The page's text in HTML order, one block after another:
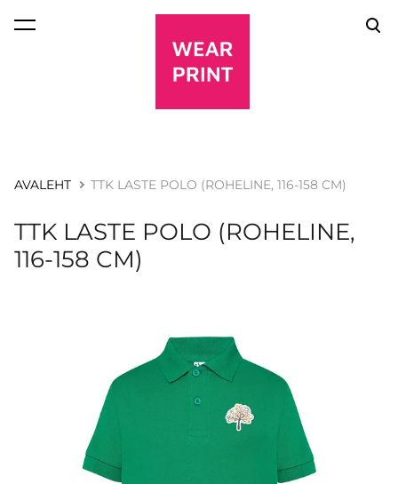
lisati ostukorvi.
AVALEHT TTK LASTE POLO (ROHELINE, 116-158 CM)
TTK LASTE POLO (ROHELINE,
116-158 CM)